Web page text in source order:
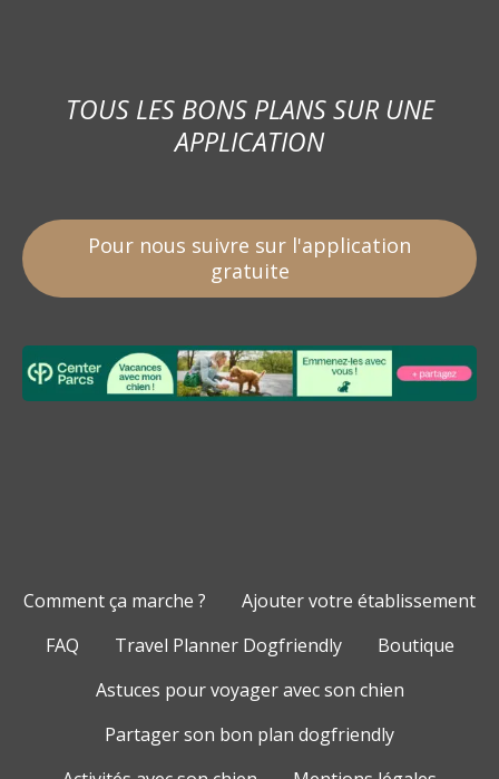
TOUS LES BONS PLANS SUR UNE
APPLICATION
Pour nous suivre sur l'application
gratuite
Comment ça marche ?
Ajouter votre établissement
FAQ
Travel Planner Dogfriendly
Boutique
Astuces pour voyager avec son chien
Partager son bon plan dogfriendly